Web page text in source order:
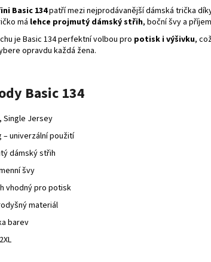
Basic 134patří mezi nejprodávanější dámská trička
má lehce projmutý dámský střih, boční švy a
je Basic 134 perfektní volbou pro potisk i výšivku,
opravdu každá žena.
Basic 134
Single Jersey
– univerzální použití
dámský střih
švy
vhodný pro potisk
materiál
barev